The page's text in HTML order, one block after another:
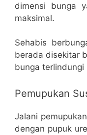
dimensi bunga
maksimal.
Sehabis
berada disekitar
bunga terlindungi
Pemupukan
Jalani
dengan pupuk